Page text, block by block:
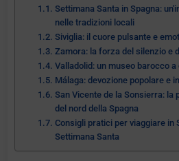
Settimana Santa in Spagna:
nelle tradizioni locali
Siviglia: il cuore pulsante e
Zamora: la forza del silenzio e
Valladolid: un museo barocco
Málaga: devozione popolare e
San Vicente de la Sonsierra: la
del nord della Spagna
Consigli pratici per viaggiare in
Settimana Santa